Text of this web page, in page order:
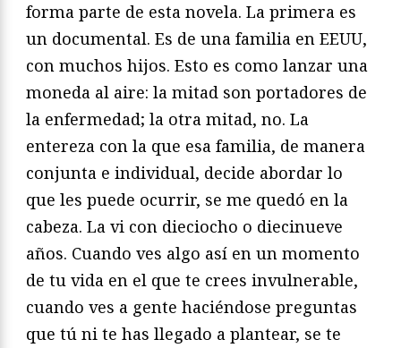
forma parte de esta novela. La primera es
un documental. Es de una familia en EEUU,
con muchos hijos. Esto es como lanzar una
moneda al aire: la mitad son portadores de
la enfermedad; la otra mitad, no. La
entereza con la que esa familia, de manera
conjunta e individual, decide abordar lo
que les puede ocurrir, se me quedó en la
cabeza. La vi con dieciocho o diecinueve
años. Cuando ves algo así en un momento
de tu vida en el que te crees invulnerable,
cuando ves a gente haciéndose preguntas
que tú ni te has llegado a plantear, se te